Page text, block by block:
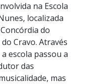
na Escola
localizada
do
Cravo. Através
escola passou a
das
mas